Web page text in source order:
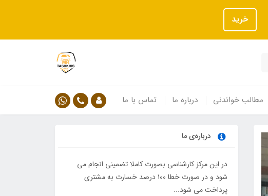
خرید
مطالب خواندنی درباره ما تماس با ما
درباره‌ی ما
در این مرکز کارشناسی بصورت کاملا تضمینی انجام می
شود و در صورت خطا ۱۰۰ درصد خسارت به مشتری
پرداخت می شود...